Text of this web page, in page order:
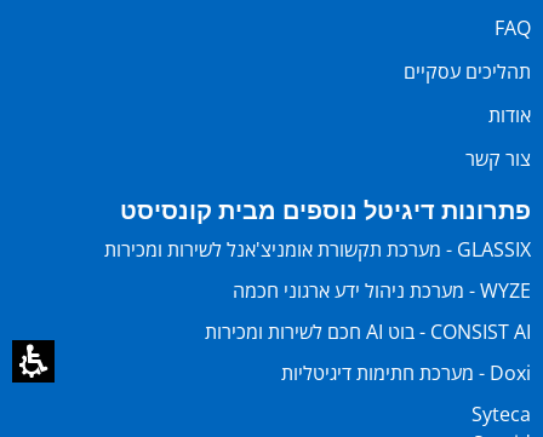
FAQ
תהליכים עסקיים
אודות
צור קשר
פתרונות דיגיטל נוספים מבית קונסיסט
GLASSIX - מערכת תקשורת אומניצ'אנל לשירות ומכירות
WYZE - מערכת ניהול ידע ארגוני חכמה
CONSIST AI - בוט AI חכם לשירות ומכירות
Doxi - מערכת חתימות דיגיטליות
Syteca